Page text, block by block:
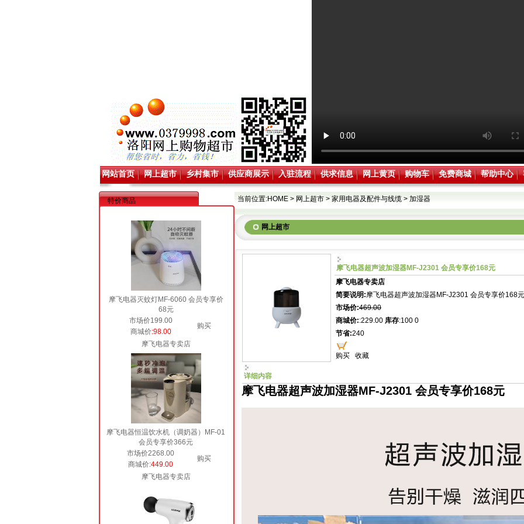
网站首页 网上超市 乡村集市 供应商展示 入驻流程 供求信息 网上黄页 购物车 免费商城 帮助中心
特价商品
摩飞电器灭蚊灯MF-6060 会员专享价
68元
市场价199.00
购买
商城价:98.00
摩飞电器专卖店
摩飞电器恒温饮水机（调奶器）MF-01
会员专享价366元
市场价2268.00
购买
商城价:449.00
摩飞电器专卖店
当前位置:HOME > 网上超市 > 家用电器及配件与线缆 > 加湿器
网上超市
摩飞电器超声波加湿器MF-J2301 会员专享价168元
摩飞电器专卖店
简要说明:摩飞电器超声波加湿器MF-J2301 会员专享价168元
市场价:469.00
商城价::229.00 库存:100 0
节省:240
购买 收藏
详细内容
摩飞电器超声波加湿器MF-J2301 会员专享价168元